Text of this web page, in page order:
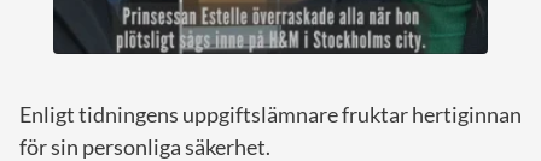
Enligt tidningens uppgiftslämnare fruktar hertiginnan
för sin personliga säkerhet.